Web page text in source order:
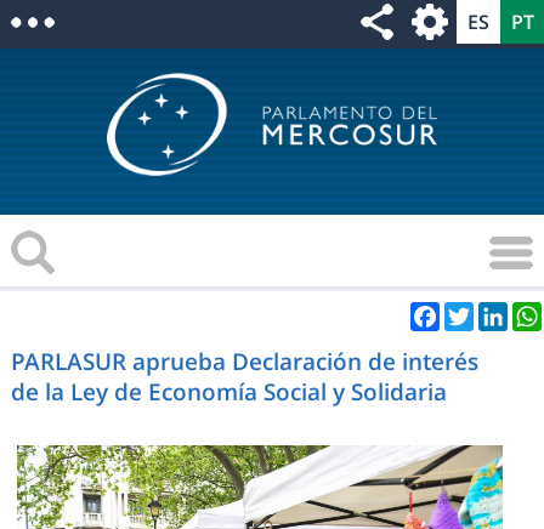
Facebook
Twitter
PARLASUR aprueba Declaración de interés
de la Ley de Economía Social y Solidaria